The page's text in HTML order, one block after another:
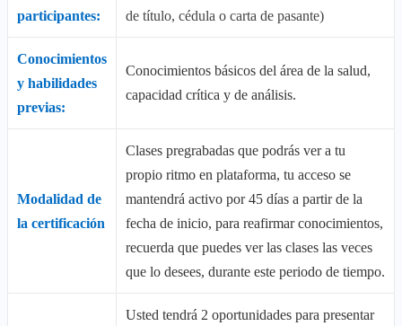
participantes:
de título, cédula o carta de pasante)
Conocimientos
y habilidades
previas:
Conocimientos básicos del área de la salud,
capacidad crítica y de análisis.
Modalidad de
la certificación
Clases pregrabadas que podrás ver a tu
propio ritmo en plataforma, tu acceso se
mantendrá activo por 45 días a partir de la
fecha de inicio, para reafirmar conocimientos,
recuerda que puedes ver las clases las veces
que lo desees, durante este periodo de tiempo.
Usted tendrá 2 oportunidades para presentar